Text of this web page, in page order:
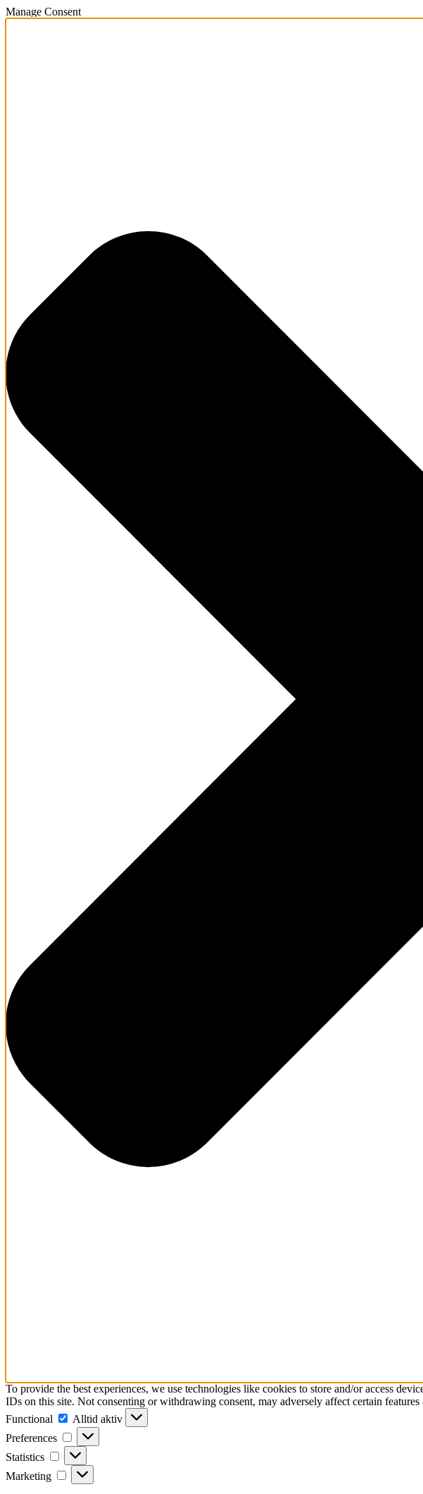
Manage Consent
To provide the best experiences, we use technologies like cookies to store and/or access
IDs on this site. Not consenting or withdrawing consent, may adversely affect certain features
Functional
Functional
Alltid aktiv
Preferences
Preferences
Statistics Statistics
Marketing Marketing